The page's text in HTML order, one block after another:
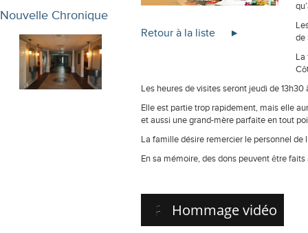
Retour à la liste
de
La
Les heures de visites seront jeudi de
Elle est partie trop rapidement, mais elle
et aussi une grand-mère parfaite en tout
La famille désire remercier le personnel de
En sa mémoire, des dons peuvent être
Hommage vidéo
Nouvelle Chronique